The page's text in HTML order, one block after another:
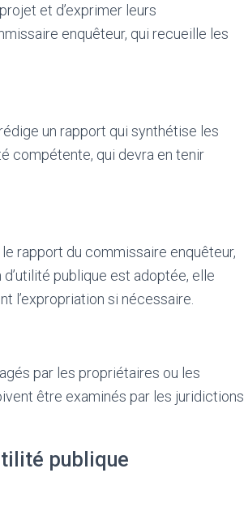
et d’exprimer leurs
enquêteur, qui recueille les
un rapport qui synthétise les
compétente, qui devra en tenir
rapport du commissaire enquêteur,
publique est adoptée, elle
l’expropriation si nécessaire.
par les propriétaires ou les
être examinés par les juridictions
publique